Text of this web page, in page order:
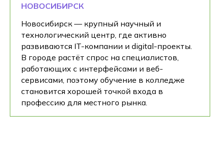
НОВОСИБИРСК
Новосибирск — крупный научный и
технологический центр, где активно
развиваются IT-компании и digital-проекты.
В городе растёт спрос на специалистов,
работающих с интерфейсами и веб-
сервисами, поэтому обучение в колледже
становится хорошей точкой входа в
профессию для местного рынка.